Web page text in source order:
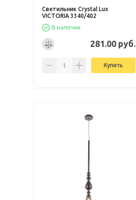
Светильник Crystal Lux
VICTORIA 3340/402
В наличии
281.00 руб.
Купить